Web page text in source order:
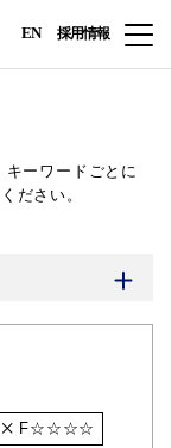
EN 採用情報
キーワードごとに
ださい。
F☆☆☆☆